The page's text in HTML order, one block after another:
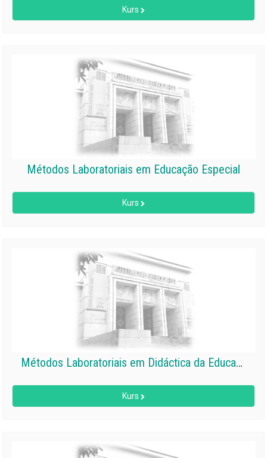
Kurs
Métodos Laboratoriais em Educação Especial
Kurs
Métodos Laboratoriais em Didáctica da Educação Física e Desporto
Kurs